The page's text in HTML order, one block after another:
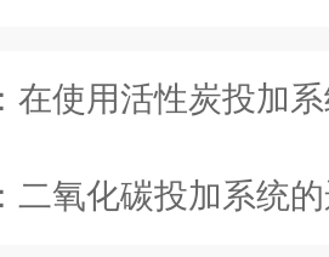
在使用活性炭投加系统
二氧化碳投加系统